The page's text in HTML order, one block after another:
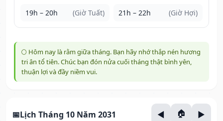
19h – 20h (Giờ Tuất) 21h – 22h (Giờ Hợi)
🌕 Hôm nay là rằm giữa tháng. Bạn hãy nhớ thắp nén hương
tri ân tổ tiên. Chúc bạn đón nửa cuối tháng thật bình yên,
thuận lợi và đầy niềm vui.
Lịch Tháng 10 Năm 2031